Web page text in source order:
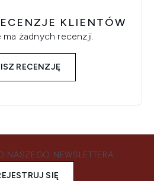
KLIENTÓW
ma żadnych recenzji.
RECENZJĘ
NASZEGO NEWSLETTERA
SIĘ